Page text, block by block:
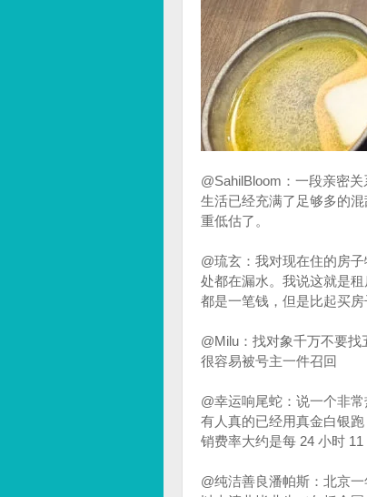
@SahilBloom：一段亲密
生活已经充满了足够多的
重低估了。
@琉玄：我对现在住的房
处都在漏水。我说这就是
都是一笔钱，但是比起买
@Milu：找对象千万不要找
很容易被号主一件召回
@幸运响尾蛇：说一个非常
有人真的已经用真金白银
销费率大约是每 24 小时 11
@纯洁善良潘帕斯：北京